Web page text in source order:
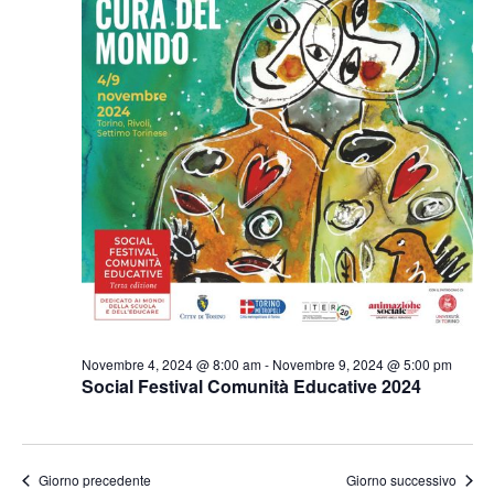
Social Festival Comunità Educative 2024
Novembre 4, 2024 @ 8:00 am- Novembre 9, 2024 @ 5:00 pm
Giorno precedente Giorno successivo